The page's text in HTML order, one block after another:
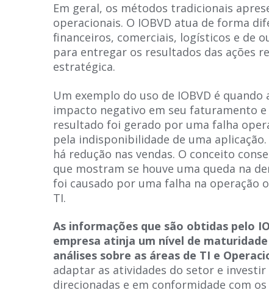
Em geral, os métodos tradicionais
operacionais. O IOBVD atua de forma
financeiros, comerciais, logísticos e de
para entregar os resultados das ações
estratégica.
Um exemplo do uso de IOBVD é
impacto negativo em seu faturamento
resultado foi gerado por uma falha
pela indisponibilidade de uma
há redução nas vendas. O conceito
que mostram se houve uma queda na
foi causado por uma falha na operação
TI.
As informações que são obtidas pelo
empresa atinja um nível de
análises sobre as áreas de TI e
adaptar as atividades do setor e investir
direcionadas e em conformidade com